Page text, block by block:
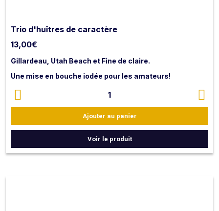
Trio d'huîtres de caractère
13,00€
Gillardeau, Utah Beach et Fine de claire.
Une mise en bouche iodée pour les amateurs!
1
Ajouter au panier
Voir le produit